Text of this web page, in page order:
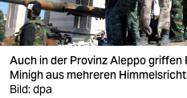
verlag
verlag
veranstaltungen
Auch in der Provinz Aleppo
Minigh aus mehreren
Bild: dpa